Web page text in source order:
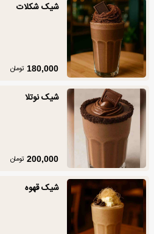
شیک شکلات
180,000 تومان
شیک نوتلا
200,000 تومان
شیک قهوه